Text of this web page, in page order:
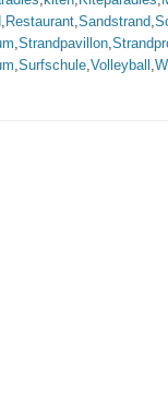
, Restaurant,Sandstrand,
,Strandpavillon,
,Surfschule,Volleyball ,